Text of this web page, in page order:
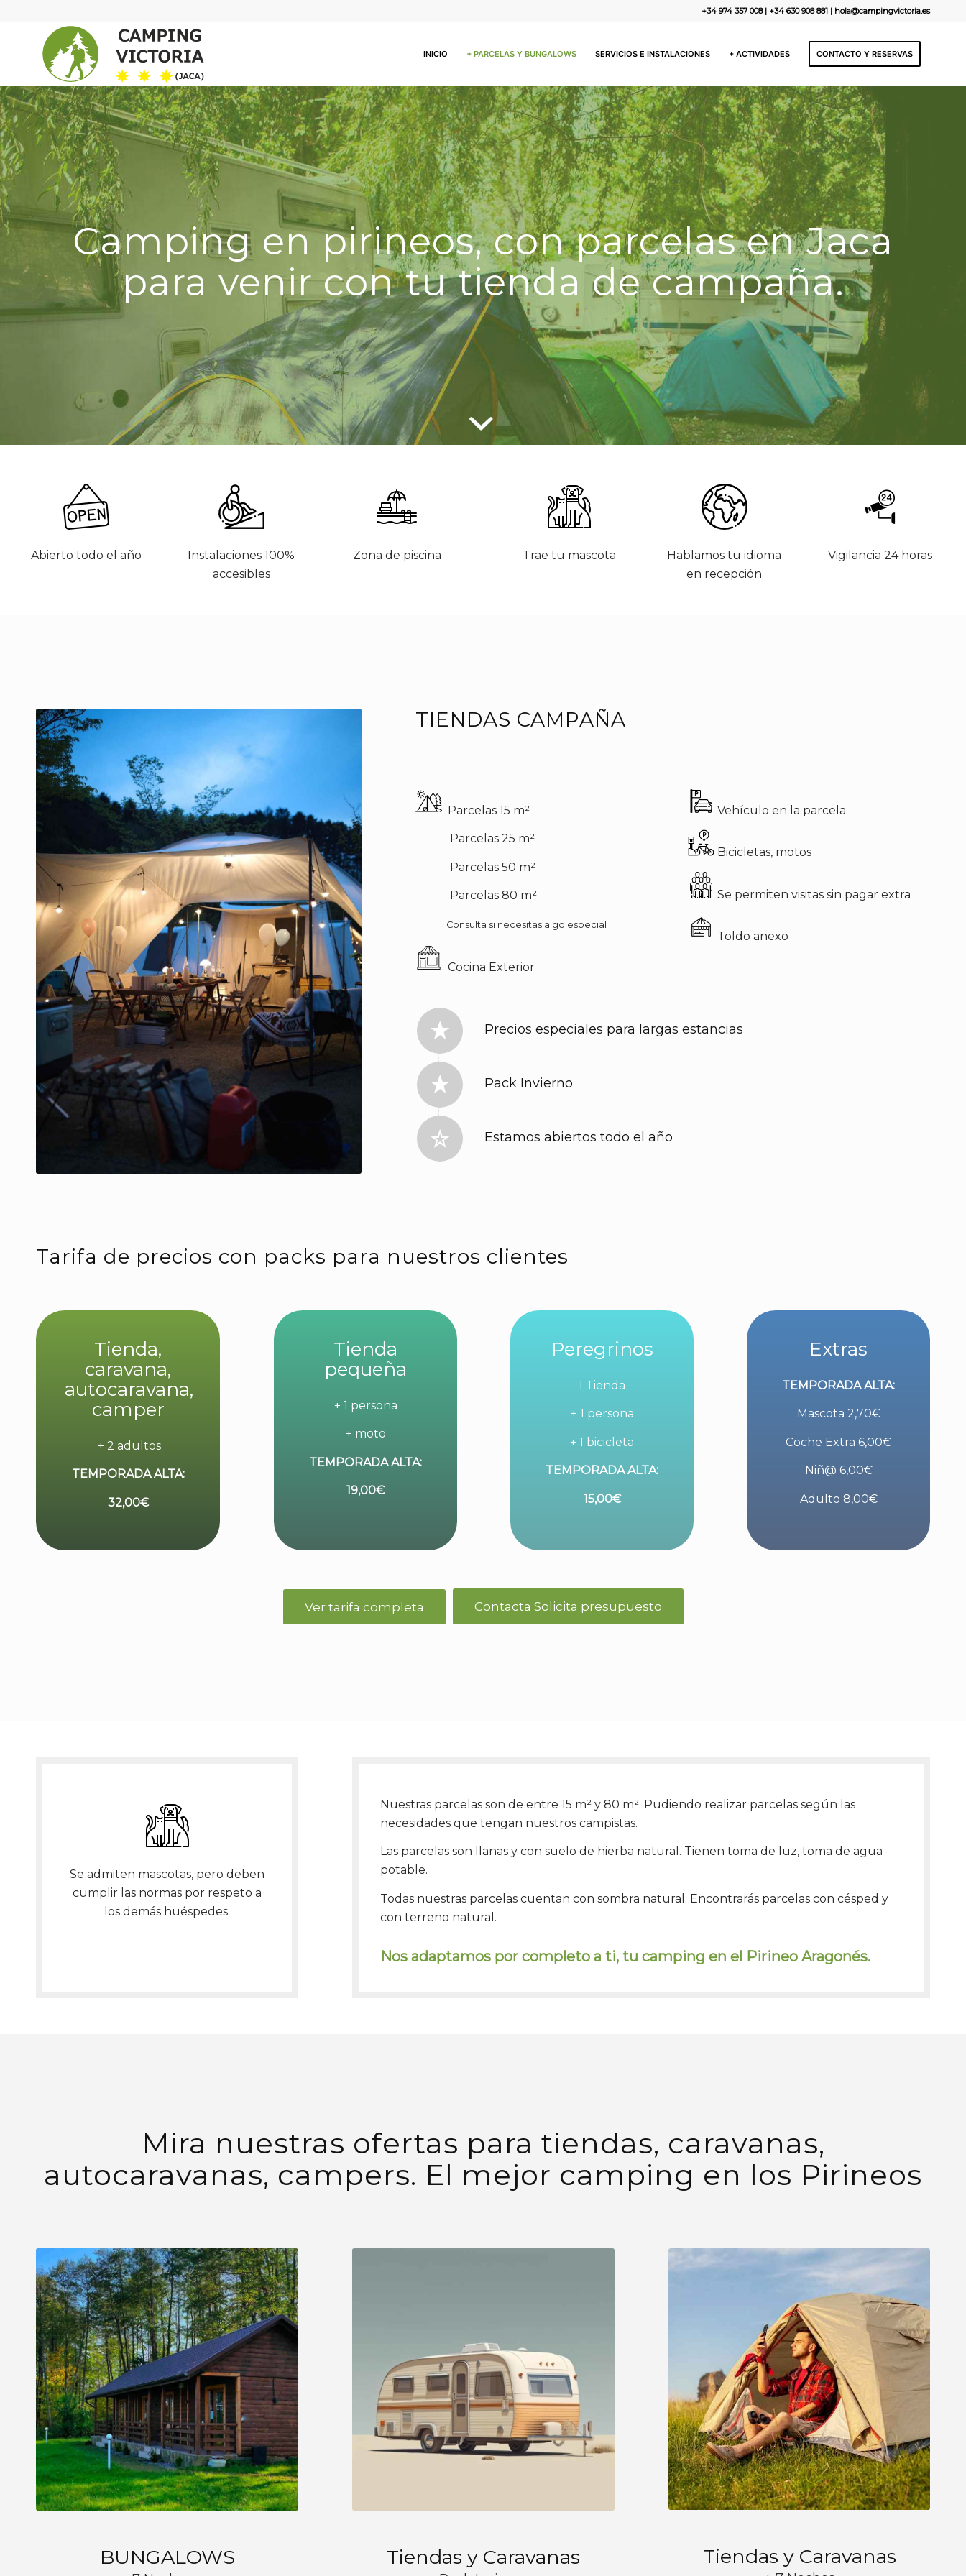
+34 974 357 008| +34 630 908 881 | hola@campingvictoria.es
INICIO + PARCELAS Y BUNGALOWS SERVICIOS E INSTALACIONES + ACTIVIDADES CONTACTO Y RESERVAS
Camping en pirineos, con parcelas en Jaca
para venir con tu tienda de campaña.
Abierto todo el año
Instalaciones 100%
accesibles
Zona de piscina Trae tu mascota
Hablamos tu idioma
en recepción
Vigilancia 24 horas
TIENDAS CAMPAÑA
Parcelas 15 m²
Parcelas 25 m²
Parcelas 50 m²
Parcelas 80 m²
Consulta si necesitas algo especial
Cocina Exterior
Vehículo en la parcela
Bicicletas, motos
Se permiten visitas sin pagar extra
Toldo anexo
Precios especiales para largas estancias
Pack Invierno
Estamos abiertos todo el año
Tarifa de precios con packs para nuestros clientes
Tienda,
caravana,
autocaravana,
camper
+ 2 adultos
TEMPORADA ALTA:
32,00€
Tienda
pequeña
+ 1 persona
+ moto
TEMPORADA ALTA:
19,00€
Peregrinos
1 Tienda
+ 1 persona
+ 1 bicicleta
TEMPORADA ALTA:
15,00€
Extras
TEMPORADA ALTA:
Mascota 2,70€
Coche Extra 6,00€
Niñ@ 6,00€
Adulto 8,00€
Ver tarifa completa Contacta Solicita presupuesto
Se admiten mascotas, pero deben
cumplir las normas por respeto a
los demás huéspedes.
Nuestras parcelas son de entre 15 m² y 80 m². Pudiendo realizar parcelas según las
necesidades que tengan nuestros campistas.
Las parcelas son llanas y con suelo de hierba natural. Tienen toma de luz, toma de agua
potable.
Todas nuestras parcelas cuentan con sombra natural. Encontrarás parcelas con césped y
con terreno natural.
Nos adaptamos por completo a ti, tu camping en el Pirineo Aragonés.
Mira nuestras ofertas para tiendas, caravanas,
autocaravanas, campers. El mejor camping en los Pirineos
BUNGALOWS Tiendas y Caravanas Tiendas y Caravanas